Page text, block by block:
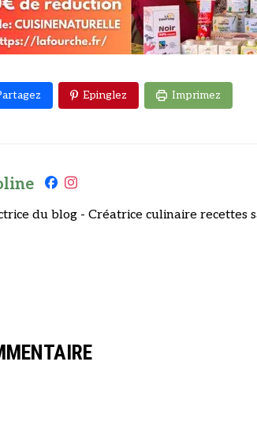
Epinglez Imprimez
du blog - Créatrice culinaire recettes